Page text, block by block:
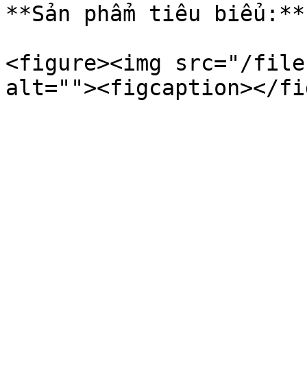
**Sản phẩm tiêu
<figure><img src="/files/